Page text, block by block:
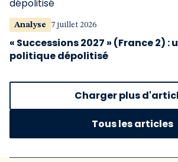
Analyse 7 juillet 2026
« Successions 2027 » (France 2) :
politique dépolitisé
Charger plus
Tous les articles